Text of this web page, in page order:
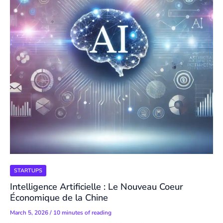
STARTUPS
Intelligence Artificielle : Le Nouveau Coeur
Économique de la Chine
March 5, 2026/ 10 minutes of reading